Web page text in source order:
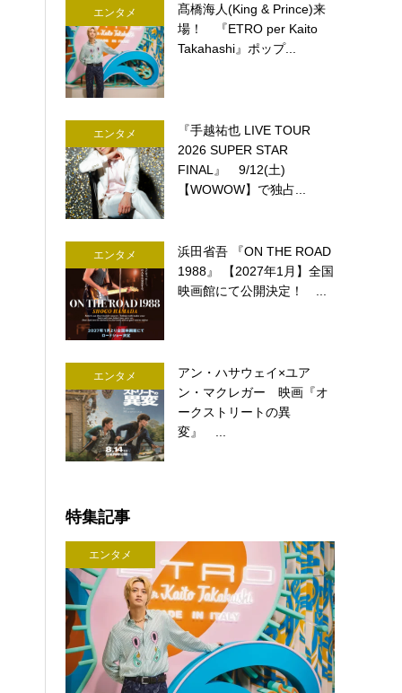
エンタメ
髙橋海人(King & Prince)来
場！ 『ETRO per Kaito
Takahashi』ポップ...
エンタメ
『手越祐也 LIVE TOUR
2026 SUPER STAR
FINAL』 9/12(土)
【WOWOW】で独占...
エンタメ
浜田省吾 『ON THE ROAD
1988』 【2027年1月】全国
映画館にて公開決定！ ...
エンタメ
アン・ハサウェイ×ユア
ン・マクレガー 映画『オ
ークストリートの異
変』 ...
特集記事
エンタメ